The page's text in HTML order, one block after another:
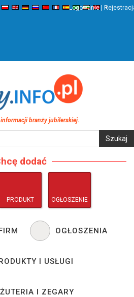
›
Logowanie |
branży jubilerskiej.
dodać
PRODUKT OGŁOSZENIE
OGŁOSZENIA
I USŁUGI
I ZEGARY